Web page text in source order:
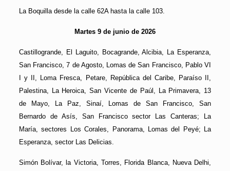
La Boquilla desde la calle 62A hasta la calle 103.
Martes 9 de junio de 2026
Castillogrande, El Laguito, Bocagrande, Alcibia, La Esperanza,
San Francisco, 7 de Agosto, Lomas de San Francisco, Pablo VI
I y II, Loma Fresca, Petare, República del Caribe, Paraíso II,
Palestina, La Heroica, San Vicente de Paúl, La Primavera, 13
de Mayo, La Paz, Sinaí, Lomas de San Francisco, San
Bernardo de Asís, San Francisco sector Las Canteras; La
María, sectores Los Corales, Panorama, Lomas del Peyé; La
Esperanza, sector Las Delicias.
Simón Bolívar, la Victoria, Torres, Florida Blanca, Nueva Delhi,